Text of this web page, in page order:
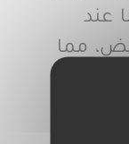
عند
مما